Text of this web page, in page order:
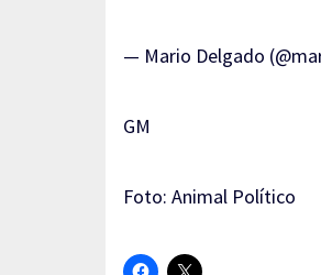
— Mario Delgado
GM
Foto: Animal Político